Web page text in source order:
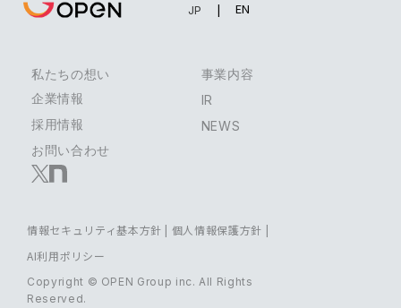
EN
JP
私たちの想い
事業内容
企業情報
IR
採用情報
NEWS
お問い合わせ
Copyright © OPEN Group inc. All Rights
Reserved.
情報セキュリティ基本方針 | 個人情報保護方針 |
AI利用ポリシー